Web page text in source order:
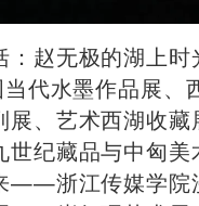
赵无极的湖上时
代水墨作品展、
展、艺术西湖收
纪藏品与中匈美
——浙江传媒学院